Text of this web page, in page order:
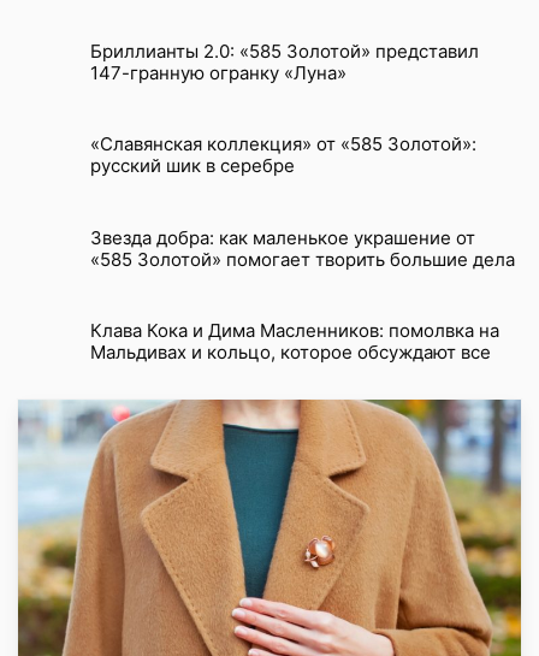
Бриллианты 2.0: «585 Золотой» представил
147-гранную огранку «Луна»
«Славянская коллекция» от «585 Золотой»:
русский шик в серебре
Звезда добра: как маленькое украшение от
«585 Золотой» помогает творить большие дела
Клава Кока и Дима Масленников: помолвка на
Мальдивах и кольцо, которое обсуждают все